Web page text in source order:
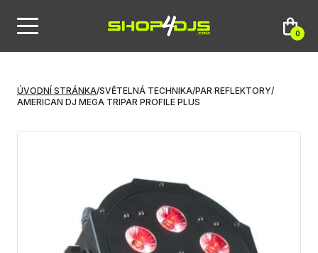
0
ÚVODNÍ STRÁNKA/SVĚTELNÁ TECHNIKA/PAR REFLEKTORY/
AMERICAN DJ MEGA TRIPAR PROFILE PLUS